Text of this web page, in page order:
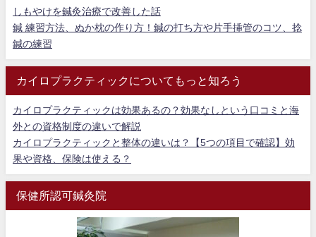
しもやけを鍼灸治療で改善した話
鍼 練習方法、ぬか枕の作り方！鍼の打ち方や片手挿管のコツ、捻
鍼の練習
カイロプラクティックについてもっと知ろう
カイロプラクティックは効果あるの？効果なしという口コミと海
外との資格制度の違いで解説
カイロプラクティックと整体の違いは？【5つの項目で確認】効
果や資格、保険は使える？
保健所認可鍼灸院